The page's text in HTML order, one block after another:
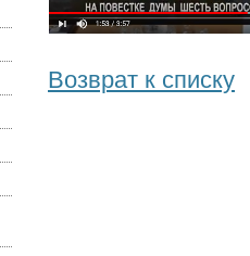
Возврат к списку